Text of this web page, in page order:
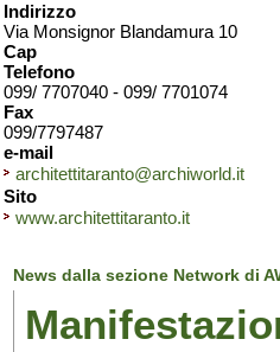
Indirizzo
Via Monsignor Blandamura 10
Cap
Telefono
099/ 7707040 - 099/ 7701074
Fax
099/7797487
e-mail
architettitaranto@archiworld.it
Sito
www.architettitaranto.it
News dalla sezione Network di